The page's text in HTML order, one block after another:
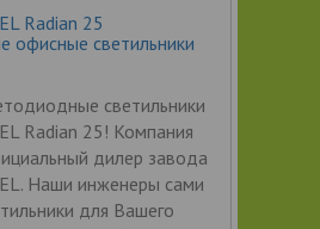
Radian 25
офисные светильники
светильники
Radian 25! Компания
дилер завода
Наши инженеры сами
для Вашего